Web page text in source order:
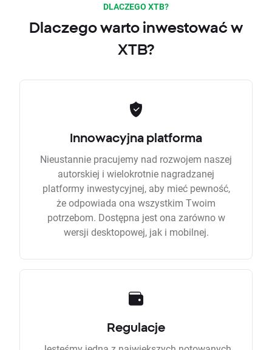
DLACZEGO XTB?
Dlaczego warto inwestować w
XTB?
Innowacyjna platforma
Nieustannie pracujemy nad rozwojem naszej
autorskiej i wielokrotnie nagradzanej
platformy inwestycyjnej, aby mieć pewność,
że odpowiada ona wszystkim Twoim
potrzebom. Dostępna jest ona zarówno w
wersji desktopowej, jak i mobilnej.
Regulacje